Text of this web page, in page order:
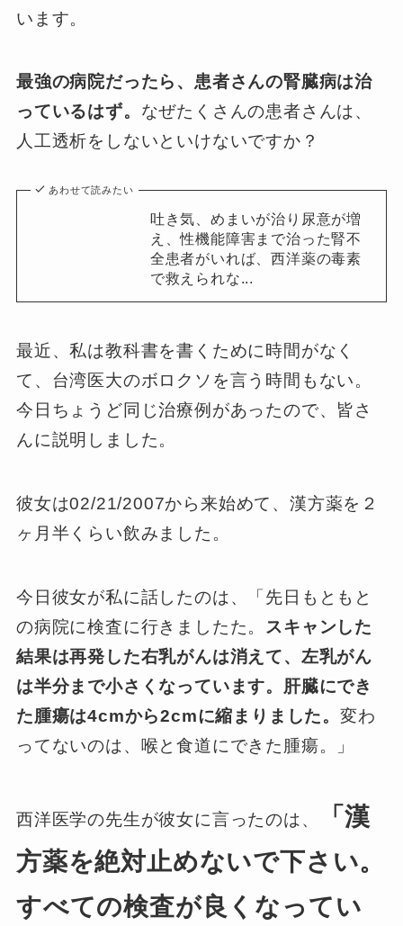
います。
最強の病院だったら、患者さんの腎臓病は治
っているはず。 なぜたくさんの患者さんは、
人工透析をしないといけないですか？
あわせて読みたい
吐き気、めまいが治り尿意が増
え、性機能障害まで治った腎不
全患者がいれば、西洋薬の毒素
で救えられな...
最近、私は教科書を書くために時間がなく
て、台湾医大のボロクソを言う時間もない。
今日ちょうど同じ治療例があったので、皆さ
んに説明しました。
彼女は02/21/2007から来始めて、漢方薬を２
ヶ月半くらい飲みました。
今日彼女が私に話したのは、「先日もともと
の病院に検査に行きましたた。 スキャンした
結果は再発した右乳がんは消えて、左乳がん
は半分まで小さくなっています。肝臓にでき
た腫瘍は4cmから2cmに縮まりました。変わ
ってないのは、喉と食道にできた腫瘍。」
西洋医学の先生が彼女に言ったのは、
「漢
方薬を絶対止めないで下さい。
すべての検査が良くなってい